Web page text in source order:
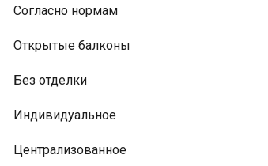
Согласно нормам
Открытые балконы
Без отделки
Индивидуальное
Централизованное